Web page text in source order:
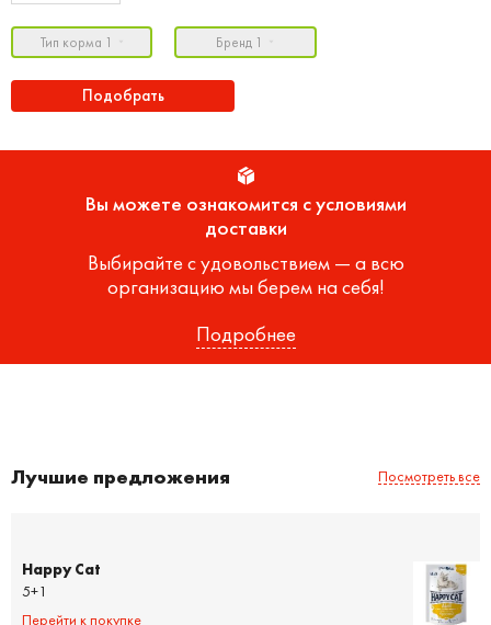
Тип корма 1 Бренд 1
Подобрать
Вы можете ознакомится с условиями
доставки
Выбирайте с удовольствием — а всю
организацию мы берем на себя!
Подробнее
Лучшие предложения Посмотреть все
Happy Cat
5+1
Перейти к покупке